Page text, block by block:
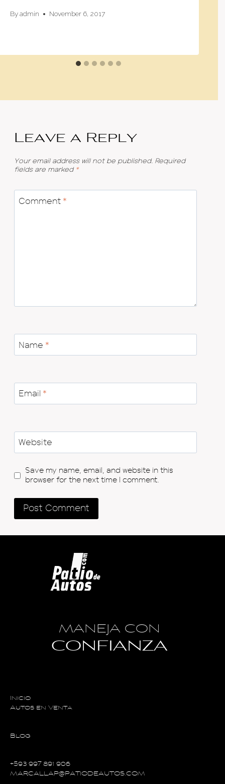
Byadmin November 6, 2017
Leave a Reply
Your email address will not be published. Required
fields are marked *
Comment *
Name *
Email *
Website
Save my name, email, and website in this
browser for the next time I comment.
MANEJA CON
CONFIANZA
Inicio
Autos en Venta
Blog
+593 997 891 906
MARCALLAP@PATIODEAUTOS.COM